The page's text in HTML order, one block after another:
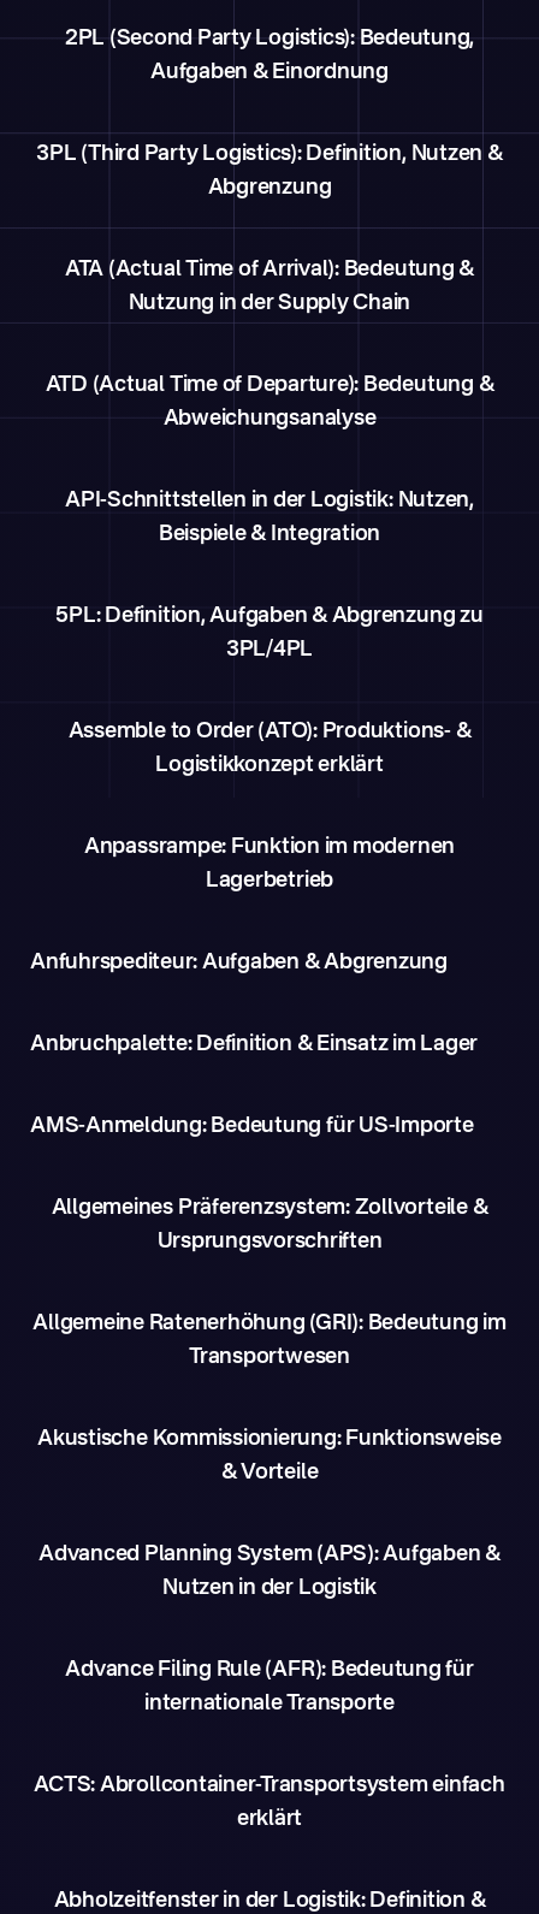
2PL (Second Party Logistics): Bedeutung,
Aufgaben & Einordnung
3PL (Third Party Logistics): Definition, Nutzen &
Abgrenzung
ATA (Actual Time of Arrival): Bedeutung &
Nutzung in der Supply Chain
ATD (Actual Time of Departure): Bedeutung &
Abweichungsanalyse
API-Schnittstellen in der Logistik: Nutzen,
Beispiele & Integration
5PL: Definition, Aufgaben & Abgrenzung zu
3PL/4PL
Assemble to Order (ATO): Produktions- &
Logistikkonzept erklärt
Anpassrampe: Funktion im modernen
Lagerbetrieb
Anfuhrspediteur: Aufgaben & Abgrenzung
Anbruchpalette: Definition & Einsatz im Lager
AMS-Anmeldung: Bedeutung für US-Importe
Allgemeines Präferenzsystem: Zollvorteile &
Ursprungsvorschriften
Allgemeine Ratenerhöhung (GRI): Bedeutung im
Transportwesen
Akustische Kommissionierung: Funktionsweise
& Vorteile
Advanced Planning System (APS): Aufgaben &
Nutzen in der Logistik
Advance Filing Rule (AFR): Bedeutung für
internationale Transporte
ACTS: Abrollcontainer-Transportsystem einfach
erklärt
Abholzeitfenster in der Logistik: Definition &